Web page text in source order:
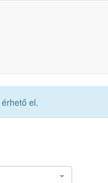
érhető el.